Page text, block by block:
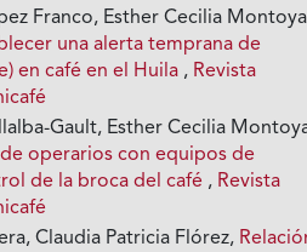
Franco, Esther Cecilia
una alerta temprana de
en café en el Huila , Revista
Gault, Esther Cecilia
operarios con equipos de
de la broca del café , Revista
Claudia Patricia Flórez,